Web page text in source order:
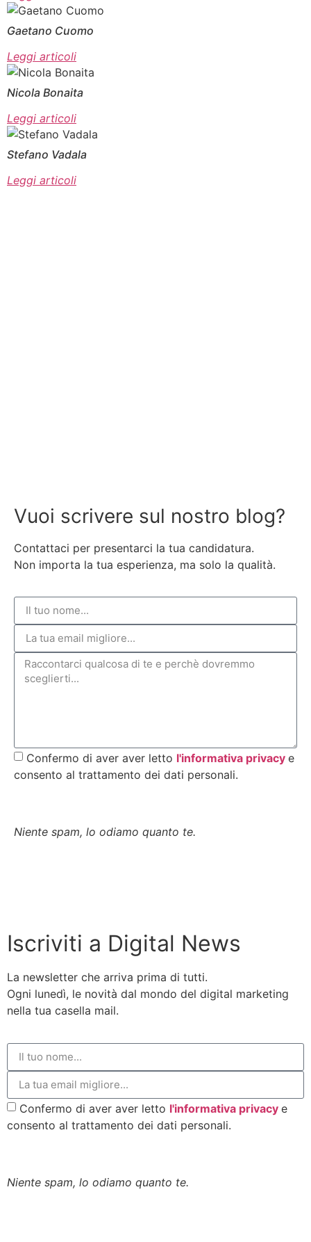
Gaetano Cuomo
Leggi articoli
Nicola Bonaita
Leggi articoli
Stefano Vadala
Leggi articoli
Vuoi scrivere sul nostro blog?
Contattaci per presentarci la tua candidatura.
Non importa la tua esperienza, ma solo la qualità.
Confermo di aver aver letto l'informativa privacy e
consento al trattamento dei dati personali.
Niente spam, lo odiamo quanto te.
Iscriviti a Digital News
La newsletter che arriva prima di tutti.
Ogni lunedì, le novità dal mondo del digital marketing
nella tua casella mail.
Confermo di aver aver letto l'informativa privacy e
consento al trattamento dei dati personali.
Niente spam, lo odiamo quanto te.